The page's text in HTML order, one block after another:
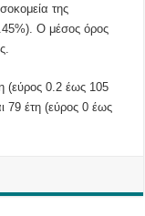
της
Ο μέσος όρος
(εύρος 0.2 έως 105
79 έτη (εύρος 0 έως